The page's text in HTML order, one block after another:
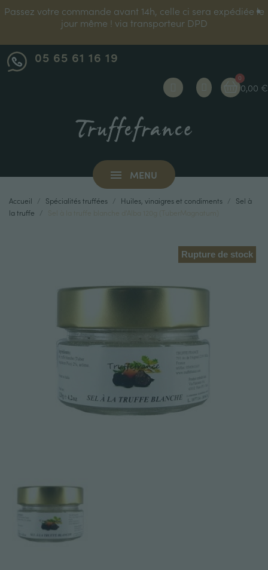
Passez votre commande avant 14h, celle ci sera expédiée le
jour même ! via transporteur DPD
05 65 61 16 19
0,00 €
MENU
Accueil Spécialités truffées Huiles, vinaigres et condiments
Sel à
la truffe
Rupture de stock